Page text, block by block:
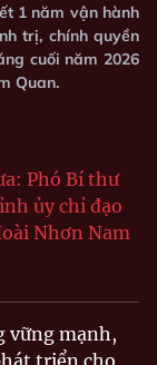
1 năm vận hành
trị, chính quyền
cuối năm 2026
Quan.
Phó Bí thư
ủy chỉ đạo
Nhơn Nam
vững mạnh,